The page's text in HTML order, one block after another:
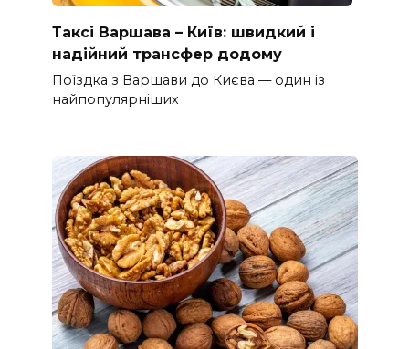
Таксі Варшава – Київ: швидкий і
надійний трансфер додому
Поїздка з Варшави до Києва — один із
найпопулярніших